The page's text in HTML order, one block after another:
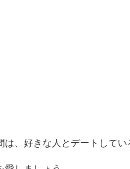
は、好きな人とデートしてい